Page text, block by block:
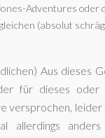
Adventures oder
(absolut
Aus dieses
für dieses oder
versprochen, leider
allerdings